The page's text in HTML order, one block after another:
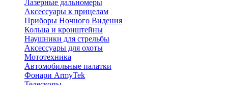
Лазерные дальномеры
Аксессуары к прицелам
Приборы Ночного Видения
Кольца и кронштейны
Наушники для стрельбы
Аксессуары для охоты
Мототехника
Автомобильные палатки
Фонари ArmyTek